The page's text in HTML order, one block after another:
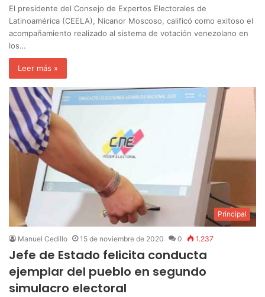
El presidente del Consejo de Expertos Electorales de
Latinoamérica (CEELA), Nicanor Moscoso, calificó como exitoso el
acompañamiento realizado al sistema de votación venezolano en
los…
Leer más »
Principal
Manuel Cedillo 15 de noviembre de 2020 0 1.237
Jefe de Estado felicita conducta
ejemplar del pueblo en segundo
simulacro electoral